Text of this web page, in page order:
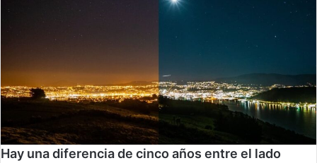
Hay una diferencia de cinco años entre el lado